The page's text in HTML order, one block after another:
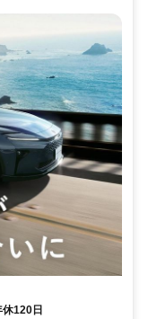
120日